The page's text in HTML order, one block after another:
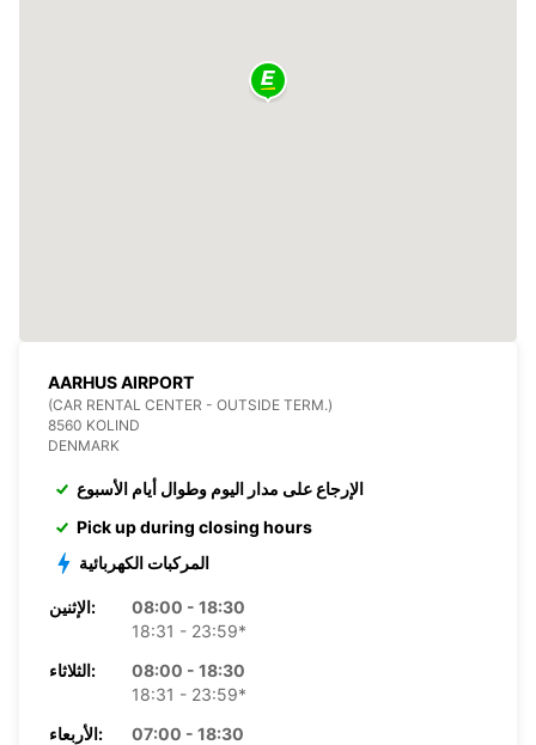
AARHUS AIRPORT
(CAR RENTAL CENTER - OUTSIDE TERM.)
8560 KOLIND
DENMARK
الإرجاع على مدار اليوم وطوال أيام الأسبوع
Pick up during closing hours
المركبات الكهربائية
الإثنين:
08:00 - 18:30
18:31 - 23:59*
الثلاثاء:
08:00 - 18:30
18:31 - 23:59*
الأربعاء:
07:00 - 18:30